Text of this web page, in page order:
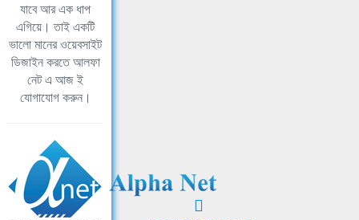
যাবে আর এক ধাপ
এগিয়ে। তাই একটি
ভালো মানের ওয়েবসাইট
ডিজাইন করতে আলফা
নেট এ আজ ই
যোগাযোগ করুন।